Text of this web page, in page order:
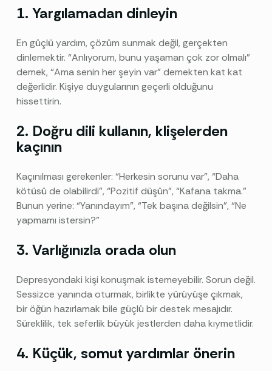
1. Yargılamadan dinleyin
En güçlü yardım, çözüm sunmak değil, gerçekten
dinlemektir. “Anlıyorum, bunu yaşaman çok zor olmalı”
demek, “Ama senin her şeyin var” demekten kat kat
değerlidir. Kişiye duygularının geçerli olduğunu
hissettirin.
2. Doğru dili kullanın, klişelerden
kaçının
Kaçınılması gerekenler: “Herkesin sorunu var”, “Daha
kötüsü de olabilirdi”, “Pozitif düşün”, “Kafana takma.”
Bunun yerine: “Yanındayım”, “Tek başına değilsin”, “Ne
yapmamı istersin?”
3. Varlığınızla orada olun
Depresyondaki kişi konuşmak istemeyebilir. Sorun değil.
Sessizce yanında oturmak, birlikte yürüyüşe çıkmak,
bir öğün hazırlamak bile güçlü bir destek mesajıdır.
Süreklilik, tek seferlik büyük jestlerden daha kıymetlidir.
4. Küçük, somut yardımlar önerin